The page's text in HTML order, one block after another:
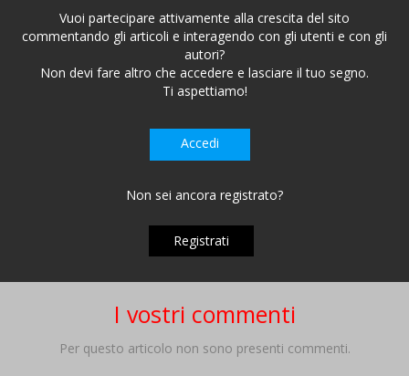
Vuoi partecipare attivamente alla crescita del sito
commentando gli articoli e interagendo con gli utenti e con gli
autori?
Non devi fare altro che accedere e lasciare il tuo segno.
Ti aspettiamo!
Accedi
Non sei ancora registrato?
Registrati
I vostri commenti
Per questo articolo non sono presenti commenti.